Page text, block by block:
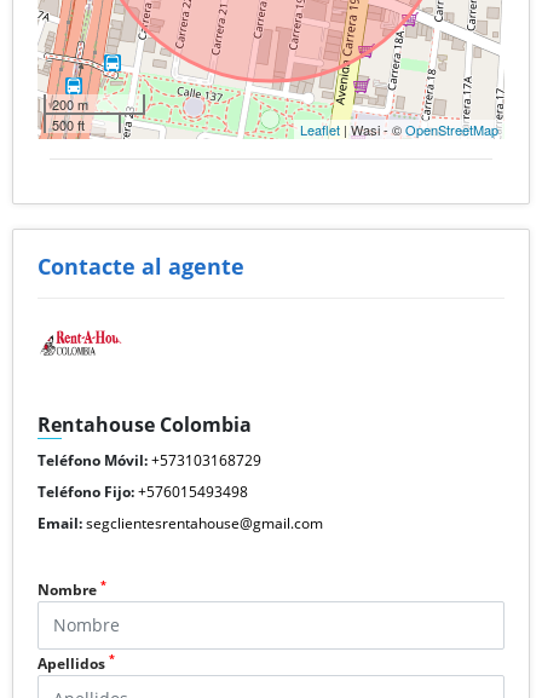
200 m
500 ft
Leaflet | Wasi - ©OpenStreetMap
Contacte al agente
Rentahouse Colombia
Teléfono Móvil:+573103168729
Teléfono Fijo:+576015493498
Email:segclientesrentahouse@gmail.com
Nombre *
Apellidos *